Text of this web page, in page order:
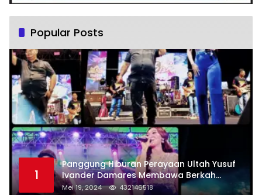
Popular Posts
1
Panggung Hiburan Perayaan Ultah Yusuf
Ivander Damares Membawa Berkah
Warga Kejapanan
Mei 19, 2024 432146518